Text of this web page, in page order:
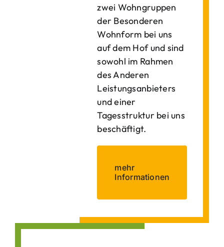
zwei Wohngruppen
der Besonderen
Wohnform bei uns
auf dem Hof und sind
sowohl im Rahmen
des Anderen
Leistungsanbieters
und einer
Tagesstruktur bei uns
beschäftigt.
mehr
Informationen